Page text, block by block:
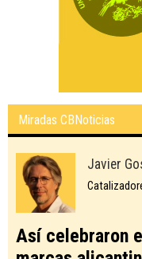
Miradas CBNoticias
Javier
Así celebraron